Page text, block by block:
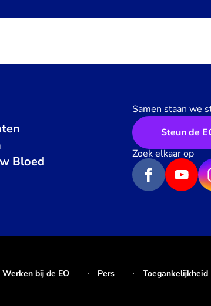
Bloed
Samen staan we
Steun de
Zoek elkaar op
Werken bij de EO Pers Toegankelijkheid